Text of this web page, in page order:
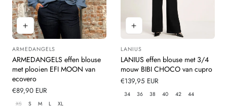
Leverancier:
ARMEDANGELS
ARMEDANGELS effen blouse
met plooien EFI MOON van
ecovero
Normale
prijs
€89,90 EUR
XS S M L XL
Leverancier:
LANIUS
LANIUS effen blouse met 3/4
mouw BIBI CHOCO van cupro
Normale
prijs
€139,95 EUR
34 36 38 40 42 44